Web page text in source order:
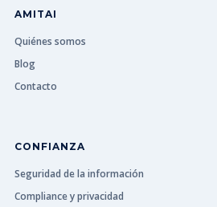
AMITAI
Quiénes somos
Blog
Contacto
CONFIANZA
Seguridad de la información
Compliance y privacidad